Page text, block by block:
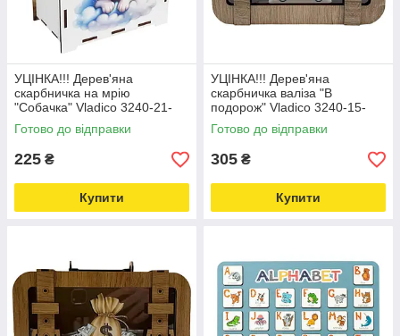
УЦІНКА!!! Дерев'яна
скарбничка на мрію
"Собачка" Vladico 3240-21-
006-UC 17х15х9 см, 200 днів
Love&Life -online-multimarket-
Готово до відправки
225 ₴
Купити
УЦІНКА!!! Дерев'яна
скарбничка валіза "В
подорож" Vladico 3240-15-
005-UC розмір 24х17 см
Love&Life -online-multimarket-
Готово до відправки
305 ₴
Купити